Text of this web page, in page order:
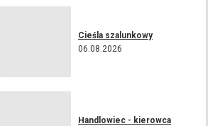
Cieśla szalunkowy
06.08.2026
Handlowiec - kierowca